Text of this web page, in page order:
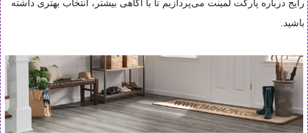
رایج درباره پارکت لمینت می‌پردازیم تا با آگاهی بیشتر، انتخاب بهتری داشته
باشید.